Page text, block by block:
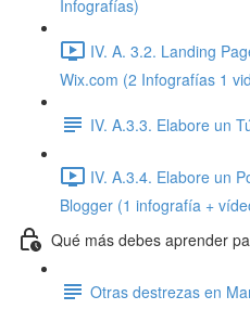
Infografías)
IV. A. 3.2. Landing
Wix.com (2 Infografías 1
IV. A.3.3. Elabore un
IV. A.3.4. Elabore un
Blogger (1 infografía +
Qué más debes aprender
Otras destrezas en